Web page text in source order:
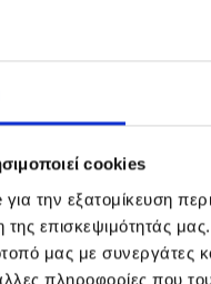
cookies
την εξατομίκευση
επισκεψιμότητάς
μας με
πληροφορίες που
Genesis
250ml
price
was:
€26.00.
τρέχουσα
τιμή
είναι:
€20.80.
ΚΑΛΆΘΙ